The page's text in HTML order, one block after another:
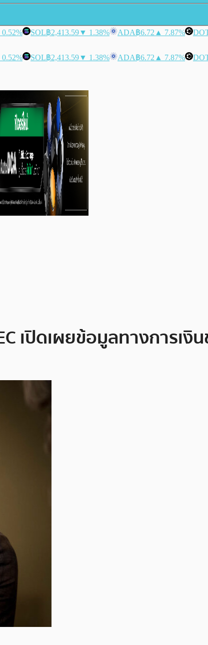
SOL฿2,413.59▼ 1.38% ADA฿6.72 ▲ 7.87%
SOL฿2,413.59▼ 1.38% ADA฿6.72 ▲ 7.87%
เปิดเผยข้อมูลทางการเงิ